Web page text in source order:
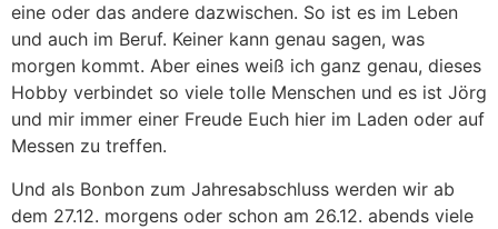
eine oder das andere dazwischen. So ist es im Leben
und auch im Beruf. Keiner kann genau sagen, was
morgen kommt. Aber eines weiß ich ganz genau, dieses
Hobby verbindet so viele tolle Menschen und es ist Jörg
und mir immer einer Freude Euch hier im Laden oder auf
Messen zu treffen.
Und als Bonbon zum Jahresabschluss werden wir ab
dem 27.12. morgens oder schon am 26.12. abends viele